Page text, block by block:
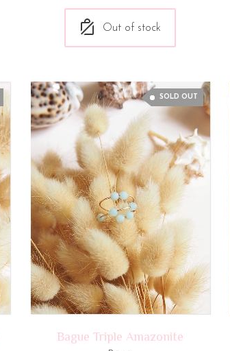
Out of stock
SOLD OUT
Bague Triple Amazonite